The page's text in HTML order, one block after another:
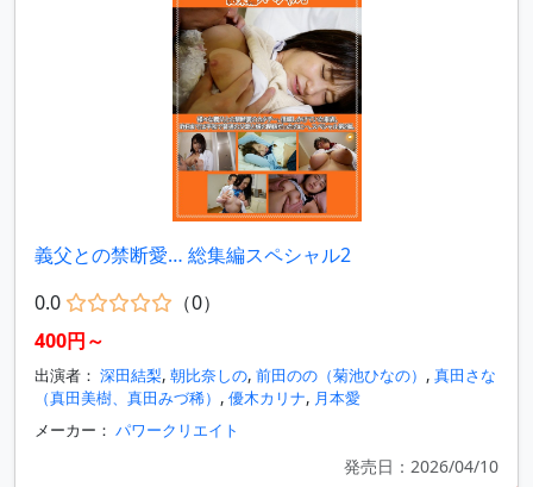
義父との禁断愛… 総集編スペシャル2
0.0
（0）
400円～
出演者： 深田結梨, 朝比奈しの, 前田のの（菊池ひなの） , 真田さな
（真田美樹、真田みづ稀） , 優木カリナ, 月本愛
メーカー： パワークリエイト
発売日：2026/04/10